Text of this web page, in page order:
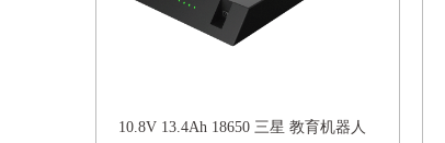
10.8V 13.4Ah 18650 三星 教育机器人